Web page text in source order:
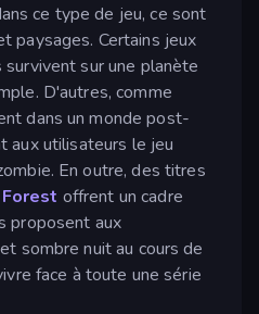
ce type de jeu, ce sont
paysages. Certains jeux
sur une planète
D'autres, comme
dans un monde post-
aux utilisateurs le jeu
En outre, des titres
offrent un cadre
proposent aux
sombre nuit au cours de
face à toute une série